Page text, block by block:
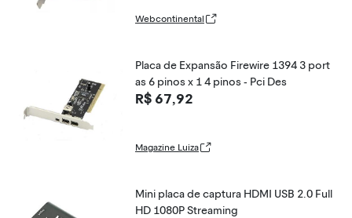
Webcontinental
Placa de Expansão Firewire 1394 3 port
as 6 pinos x 1 4 pinos - Pci Des
R$ 67,92
Magazine Luiza
Mini placa de captura HDMI USB 2.0 Full
HD 1080P Streaming